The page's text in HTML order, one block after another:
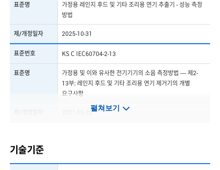
표준명
가정용 레인지 후드 및 기타 조리용 연기 추출기 - 성능 측정
방법
제/개정일자 2025-10-31
표준번호 KS C IEC60704-2-13
표준명
가정용 및 이와 유사한 전기기기의 소음 측정방법 — 제2-
13부: 레인지 후드 및 기타 조리용 연기 제거기의 개별
요구사항
2021-05-20
표준명
펼쳐보기
기술기준